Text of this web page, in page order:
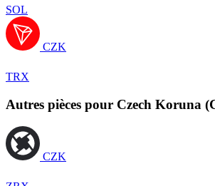
SOL
CZK
TRX
Autres pièces pour Czech Koruna
CZK